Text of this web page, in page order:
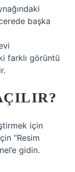
başka
farklı görüntü
için
“Resim
gidin.